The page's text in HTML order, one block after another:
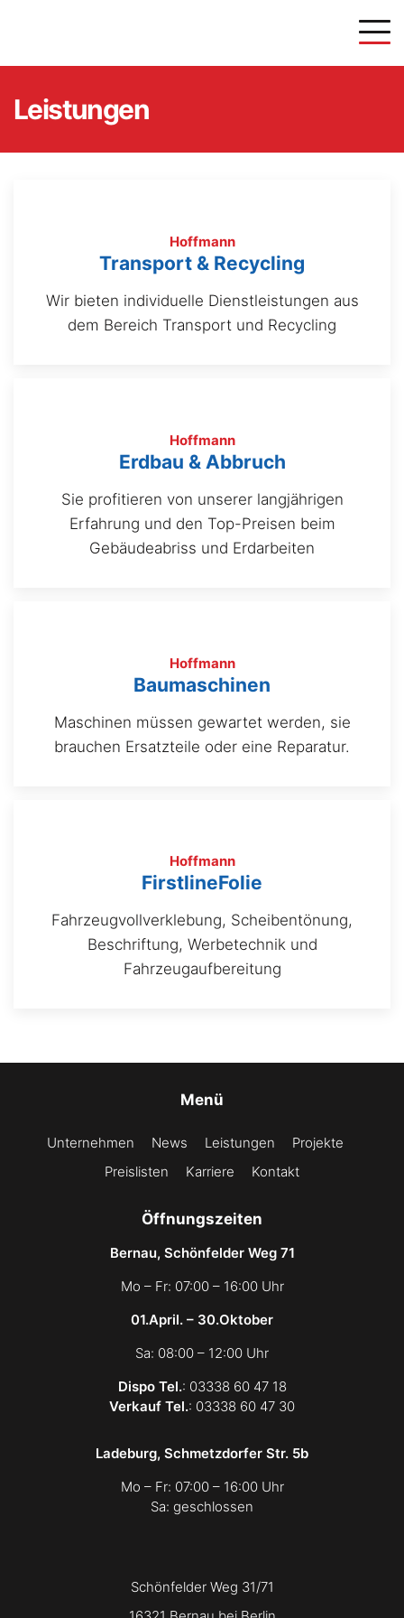
Leistungen
Hoffmann
Transport & Recycling
Wir bieten individuelle Dienstleistungen aus
dem Bereich Transport und Recycling
Hoffmann
Erdbau & Abbruch
Sie profitieren von unserer langjährigen
Erfahrung und den Top-Preisen beim
Gebäudeabriss und Erdarbeiten
Hoffmann
Baumaschinen
Maschinen müssen gewartet werden, sie
brauchen Ersatzteile oder eine Reparatur.
Hoffmann
FirstlineFolie
Fahrzeugvollverklebung, Scheibentönung,
Beschriftung, Werbetechnik und
Fahrzeugaufbereitung
Menü
Unternehmen News Leistungen
Projekte
Preislisten
Karriere Kontakt
Öffnungszeiten
Bernau, Schönfelder Weg 71
Mo – Fr: 07:00 – 16:00 Uhr
01.April. – 30.Oktober
Sa: 08:00 – 12:00 Uhr
Dispo Tel.: 03338 60 47 18
Verkauf Tel.: 03338 60 47 30
Ladeburg, Schmetzdorfer Str. 5b
Mo – Fr: 07:00 – 16:00 Uhr
Sa: geschlossen
Schönfelder Weg 31/71